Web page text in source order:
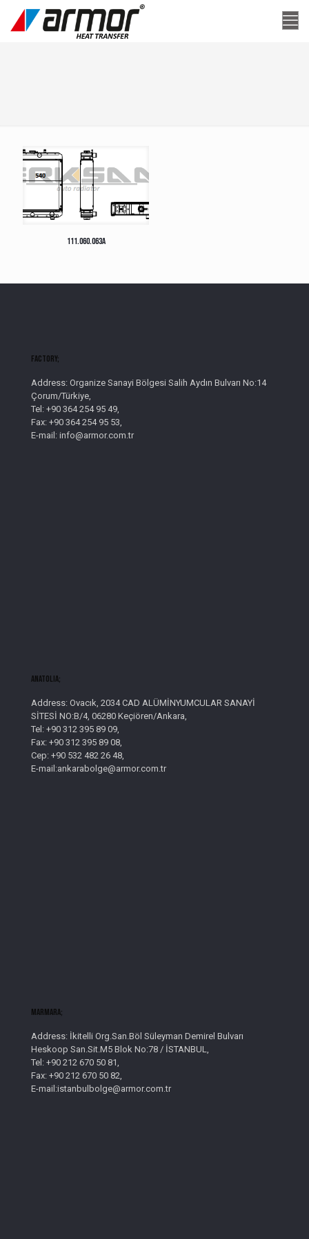
111.060.063A
Factory;
Address: Organize Sanayi Bölgesi Salih Aydın Bulvarı No:14
Çorum/Türkiye,
Tel: +90 364 254 95 49,
Fax: +90 364 254 95 53,
E-mail: info@armor.com.tr
AnatolIa;
Address: Ovacık, 2034 CAD ALÜMİNYUMCULAR SANAYİ
SİTESİ NO:B/4, 06280 Keçiören/Ankara,
Tel: +90 312 395 89 09,
Fax: +90 312 395 89 08,
Cep: +90 532 482 26 48,
E-mail:ankarabolge@armor.com.tr
Marmara;
Address: İkitelli Org.San.Böl Süleyman Demirel Bulvarı
Heskoop San.Sit.M5 Blok No:78 / İSTANBUL,
Tel: +90 212 670 50 81,
Fax: +90 212 670 50 82,
E-mail:istanbulbolge@armor.com.tr